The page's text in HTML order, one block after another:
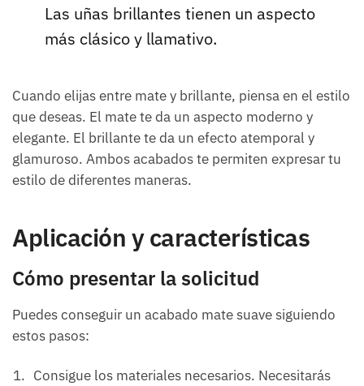
Las uñas brillantes tienen un aspecto
más clásico y llamativo.
Cuando elijas entre mate y brillante, piensa en el estilo
que deseas. El mate te da un aspecto moderno y
elegante. El brillante te da un efecto atemporal y
glamuroso. Ambos acabados te permiten expresar tu
estilo de diferentes maneras.
Aplicación y características
Cómo presentar la solicitud
Puedes conseguir un acabado mate suave siguiendo
estos pasos:
Consigue los materiales necesarios. Necesitarás